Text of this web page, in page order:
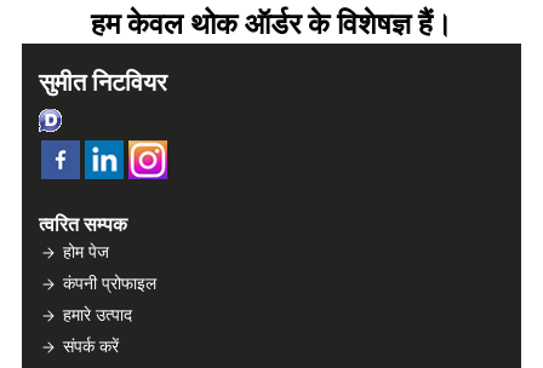
हम केवल थोक ऑर्डर के विशेषज्ञ हैं।
सुमीत निटवियर
त्वरित सम्पक
होम पेज
कंपनी प्रोफाइल
हमारे उत्पाद
संपर्क करें